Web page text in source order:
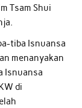
Tsam Shui
tiba Isnuansa
menanyakan
Isnuansa
di